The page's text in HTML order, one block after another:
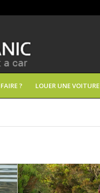
? LOUER UNE VOITURE